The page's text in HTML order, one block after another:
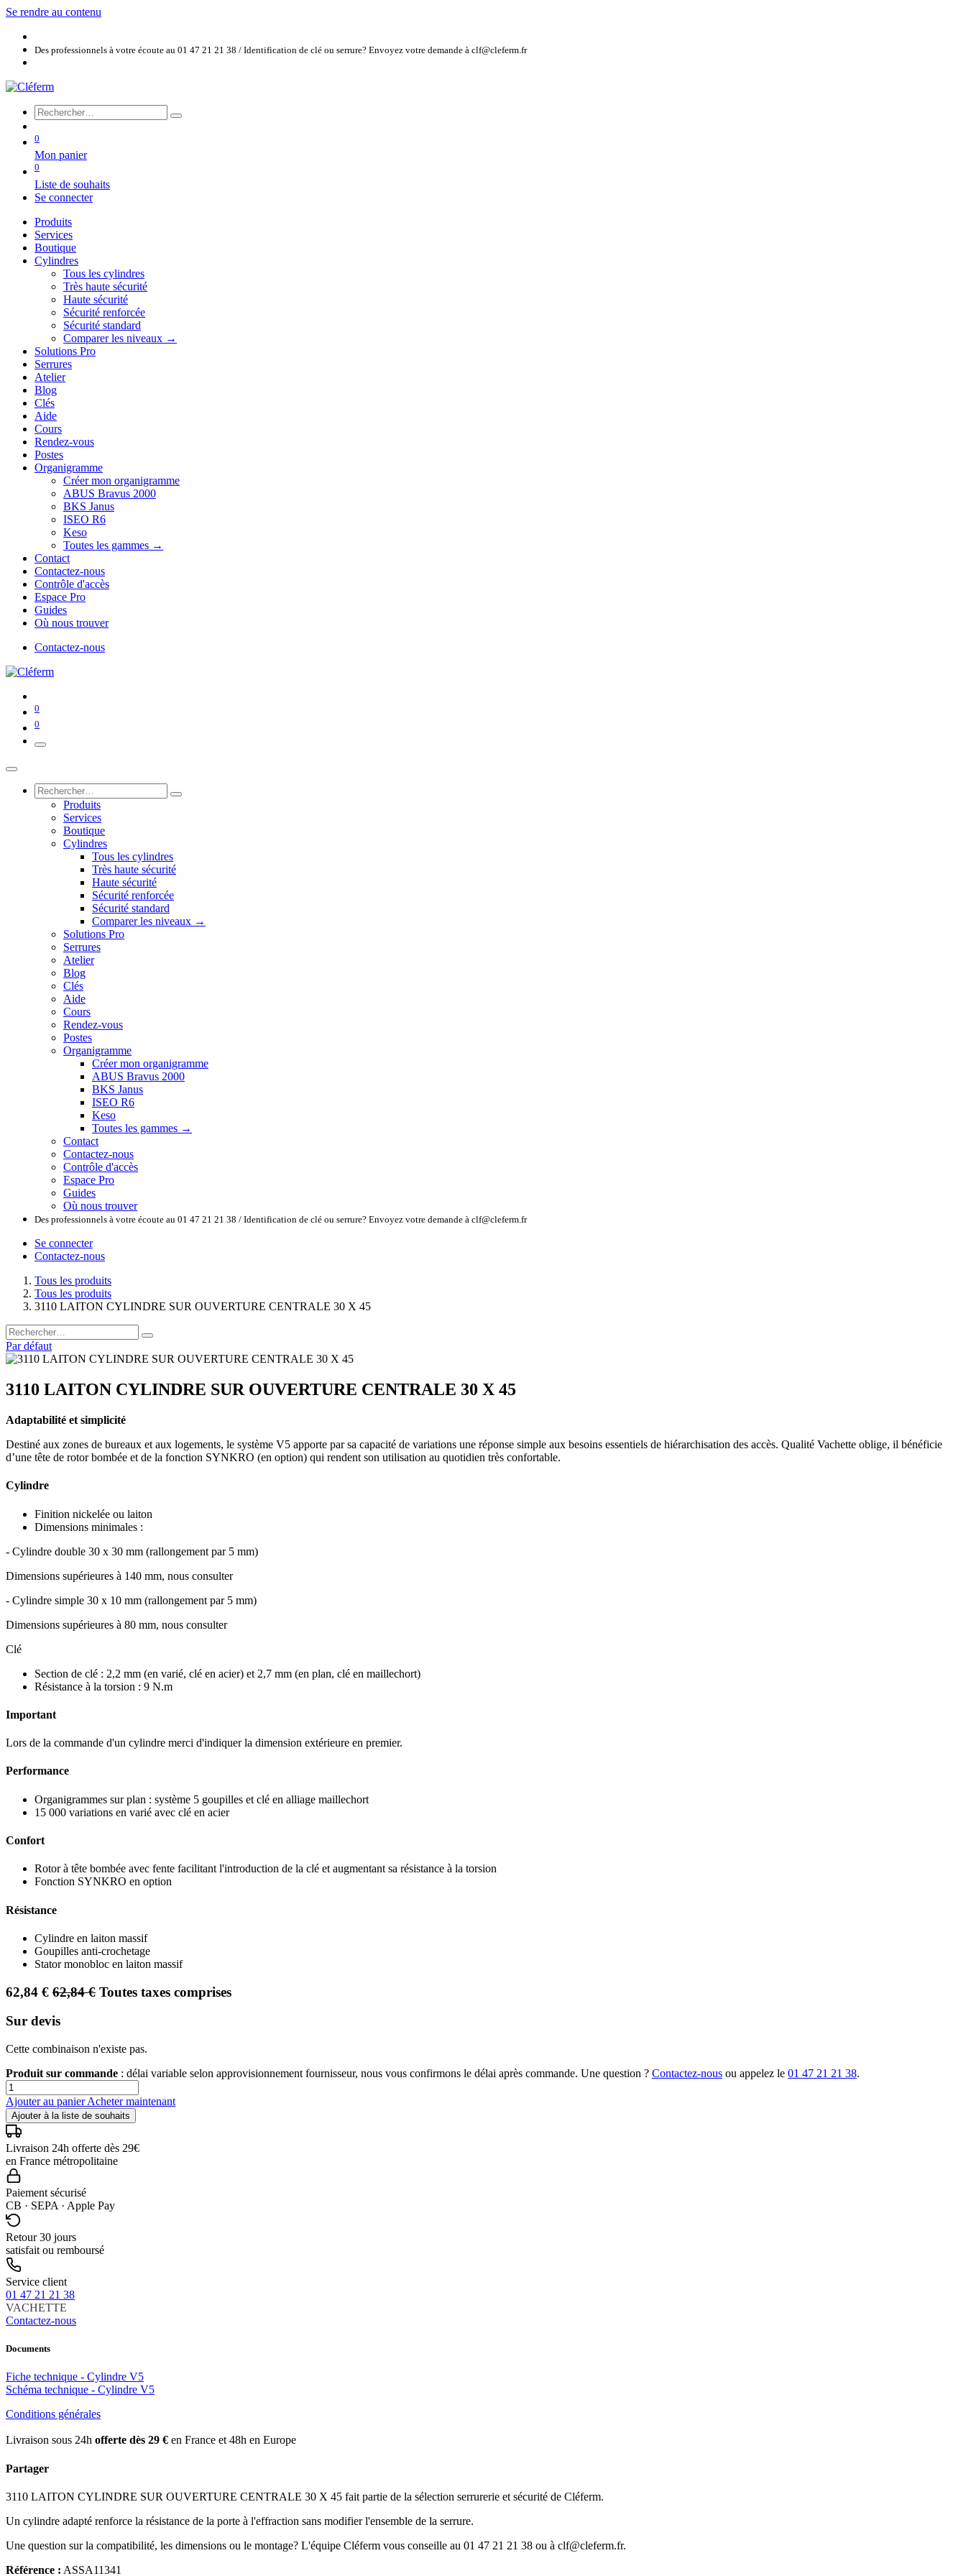
Se rendre au contenu
Des professionnels à votre écoute au 01 47 21 21 38 / Identification de clé ou serrure? Envoyez votre demande à clf@cleferm.fr
0
Mon panier
0
Liste de souhaits
Se connecter
Produits
Services
Boutique
Cylindres
Tous les cylindres
Très haute sécurité
Haute sécurité
Sécurité renforcée
Sécurité standard
Comparer les niveaux →
Solutions Pro
Serrures
Atelier
Blog
Clés
Aide
Cours
Rendez-vous
Postes
Organigramme
Créer mon organigramme
ABUS Bravus 2000
BKS Janus
ISEO R6
Keso
Toutes les gammes →
Contact
Contactez-nous
Contrôle d'accès
Espace Pro
Guides
Où nous trouver
Contactez-nous
0
0
Produits
Services
Boutique
Cylindres
Tous les cylindres
Très haute sécurité
Haute sécurité
Sécurité renforcée
Sécurité standard
Comparer les niveaux →
Solutions Pro
Serrures
Atelier
Blog
Clés
Aide
Cours
Rendez-vous
Postes
Organigramme
Créer mon organigramme
ABUS Bravus 2000
BKS Janus
ISEO R6
Keso
Toutes les gammes →
Contact
Contactez-nous
Contrôle d'accès
Espace Pro
Guides
Où nous trouver
Des professionnels à votre écoute au 01 47 21 21 38 / Identification de clé ou serrure? Envoyez votre demande à clf@cleferm.fr
Se connecter
Contactez-nous
Tous les produits
Tous les produits
3110 LAITON CYLINDRE SUR OUVERTURE CENTRALE 30 X 45
Par défaut
3110 LAITON CYLINDRE SUR OUVERTURE CENTRALE 30 X 45
Adaptabilité et simplicité
Destiné aux zones de bureaux et aux logements, le système V5 apporte par sa capacité de variations une réponse simple aux besoins essentiels de hiérarchisation des accès. Qualité Vachette oblige, il bénéficie
d’une tête de rotor bombée et de la fonction SYNKRO (en option) qui rendent son utilisation au quotidien très confortable.
Cylindre
Finition nickelée ou laiton
Dimensions minimales :
- Cylindre double 30 x 30 mm (rallongement par 5 mm)
Dimensions supérieures à 140 mm, nous consulter
- Cylindre simple 30 x 10 mm (rallongement par 5 mm)
Dimensions supérieures à 80 mm, nous consulter
Clé
Section de clé : 2,2 mm (en varié, clé en acier) et 2,7 mm (en plan, clé en maillechort)
Résistance à la torsion : 9 N.m
Important
Lors de la commande d'un cylindre merci d'indiquer la dimension extérieure en premier.
Performance
Organigrammes sur plan : système 5 goupilles et clé en alliage maillechort
15 000 variations en varié avec clé en acier
Confort
Rotor à tête bombée avec fente facilitant l'introduction de la clé et augmentant sa résistance à la torsion
Fonction SYNKRO en option
Résistance
Cylindre en laiton massif
Goupilles anti-crochetage
Stator monobloc en laiton massif
62,84 € 62,84€ Toutes taxes comprises
Sur devis
Cette combinaison n'existe pas.
Produit sur commande : délai variable selon approvisionnement fournisseur, nous vous confirmons le délai après commande. Une question ? Contactez-nous ou appelez le 01 47 21 21 38.
Ajouter au panierAcheter maintenant
Ajouter à la liste de souhaits
Livraison 24h offerte dès 29€
en France métropolitaine
Paiement sécurisé
CB · SEPA · Apple Pay
Retour 30 jours
satisfait ou remboursé
Service client
01 47 21 21 38
VACHETTE
Contactez-nous
Documents
Fiche technique - Cylindre V5
Schéma technique - Cylindre V5
Conditions générales
Livraison sous 24h offerte dès 29 € en France et 48h en Europe
Partager
3110 LAITON CYLINDRE SUR OUVERTURE CENTRALE 30 X 45 fait partie de la sélection serrurerie et sécurité de Cléferm.
Un cylindre adapté renforce la résistance de la porte à l'effraction sans modifier l'ensemble de la serrure.
Une question sur la compatibilité, les dimensions ou le montage? L'équipe Cléferm vous conseille au 01 47 21 21 38 ou à clf@cleferm.fr.
Référence : ASSA11341